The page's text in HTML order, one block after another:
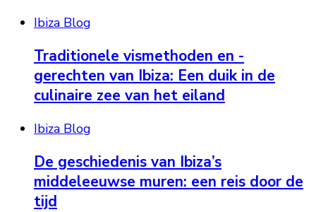
Ibiza Blog
Traditionele vismethoden en -
gerechten van Ibiza: Een duik in de
culinaire zee van het eiland
Ibiza Blog
De geschiedenis van Ibiza’s
middeleeuwse muren: een reis door de
tijd